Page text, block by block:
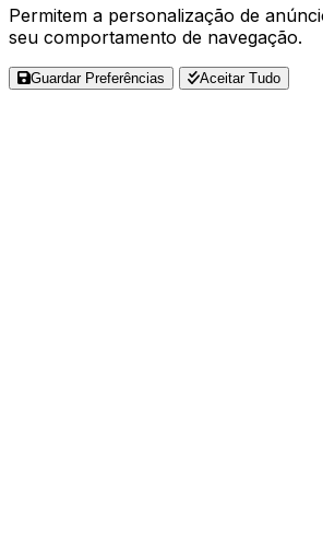
Permitem a personalização de
seu comportamento de navegação.
Guardar Preferências Aceitar Tudo